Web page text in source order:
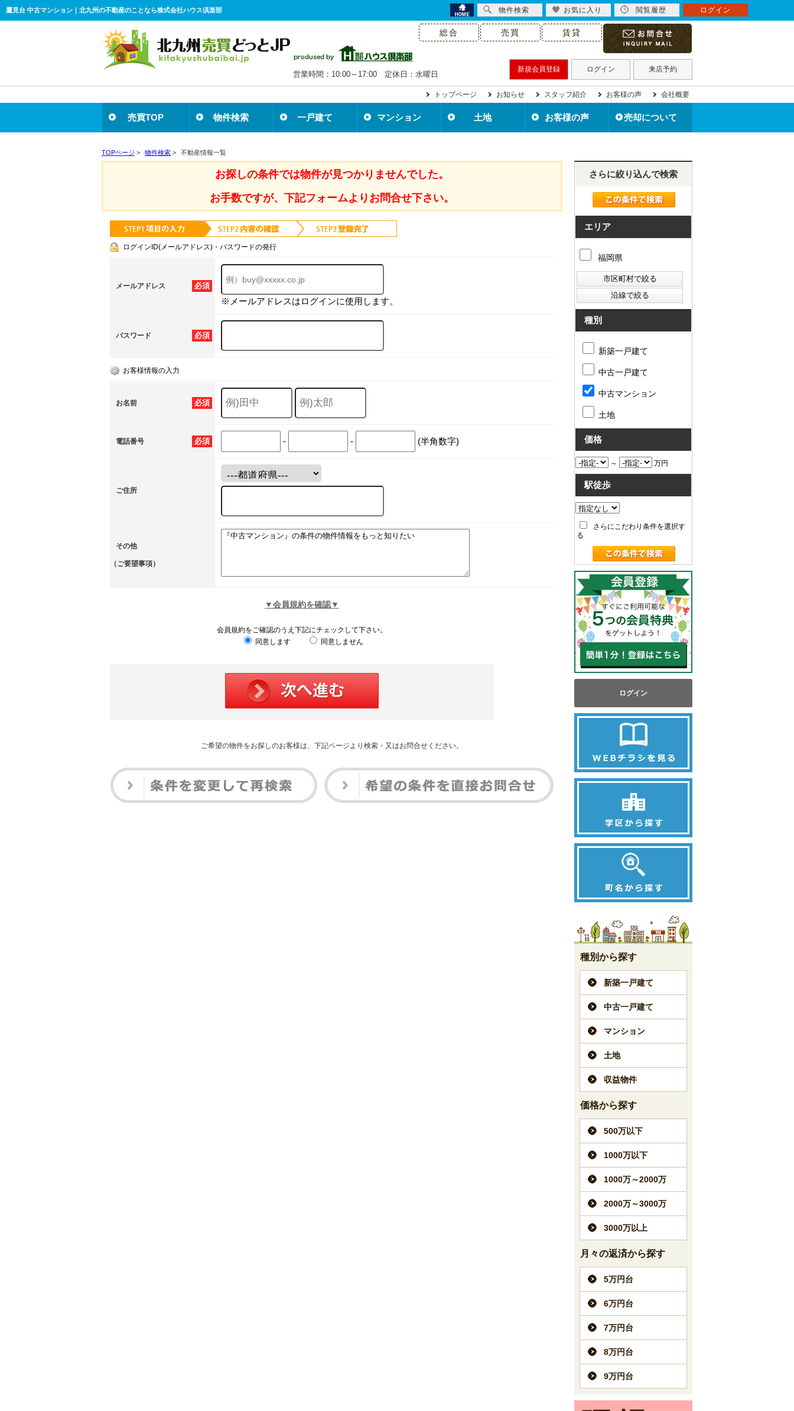
鷹見台 中古マンション｜北九州の不動産のことなら株式会社ハウス倶楽部
総合 売買 賃貸
新規会員登録 ログイン 来店予約
営業時間：10:00～17:00 定休日：水曜日
トップページ お知らせ スタッフ紹介 お客様の声 会社概要
売買TOP 物件検索 一戸建て マンション 土地 お客様の声 売却について
TOPページ > 物件検索 > 不動産情報一覧
お探しの条件では物件が見つかりませんでした。
お手数ですが、下記フォームよりお問合せ下さい。
ログインID(メールアドレス)・パスワードの発行
必須
メールアドレス
※メールアドレスはログインに使用します。
必須
パスワード
お客様情報の入力
必須
お名前
必須
電話番号 - - (半角数字)
ご住所
その他
（ご要望事項）
▼会員規約を確認▼
会員規約をご確認のうえ下記にチェックして下さい。
同意します
同意しません
ご希望の物件をお探しのお客様は、下記ページより検索・又はお問合せください。
さらに絞り込んで検索
エリア
福岡県
種別
新築一戸建て
中古一戸建て
中古マンション
土地
価格
～ 万円
駅徒歩
さらにこだわり条件を選択す
る
ログイン
種別から探す
新築一戸建て
中古一戸建て
マンション
土地
収益物件
価格から探す
500万以下
1000万以下
1000万～2000万
2000万～3000万
3000万以上
月々の返済から探す
5万円台
6万円台
7万円台
8万円台
9万円台
物件検索 お気に入り 閲覧履歴 ログイン